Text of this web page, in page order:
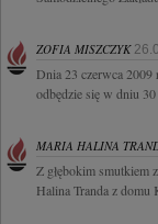
ZOFIA MISZCZYK
Dnia 23 czerwca 2009
odbędzie się w dniu
MARIA HALINA
Z głębokim smutkiem
Halina Tranda z domu